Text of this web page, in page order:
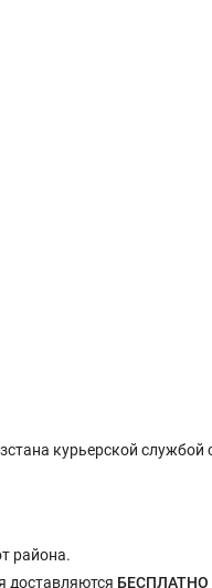
курьерской службой
района.
доставляются БЕСПЛАТНО